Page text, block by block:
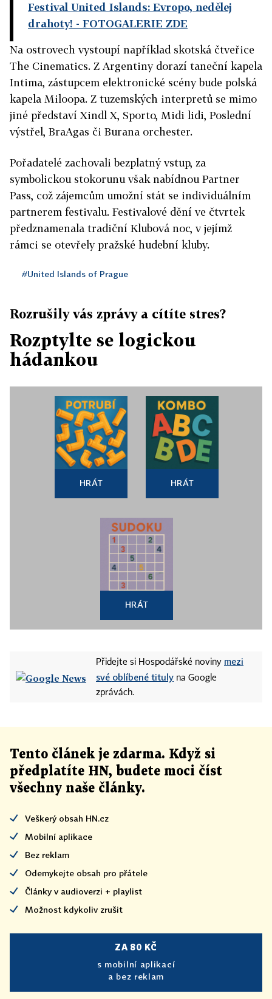
Festival United Islands: Evropo, nedělej
drahoty! - FOTOGALERIE ZDE
Na ostrovech vystoupí například skotská čtveřice
The Cinematics. Z Argentiny dorazí taneční kapela
Intima, zástupcem elektronické scény bude polská
kapela Miloopa. Z tuzemských interpretů se mimo
jiné představí Xindl X, Sporto, Midi lidi, Poslední
výstřel, BraAgas či Burana orchester.
Pořadatelé zachovali bezplatný vstup, za
symbolickou stokorunu však nabídnou Partner
Pass, což zájemcům umožní stát se individuálním
partnerem festivalu. Festivalové dění ve čtvrtek
předznamenala tradiční Klubová noc, v jejímž
rámci se otevřely pražské hudební kluby.
#United Islands of Prague
Rozrušily vás zprávy a cítíte stres?
Rozptylte se logickou
hádankou
HRÁT HRÁT
HRÁT
Přidejte si Hospodářské noviny mezi
své oblíbené tituly na Google
zprávách.
Tento článek je zdarma. Když si
předplatíte HN, budete moci číst
všechny naše články.
Veškerý obsah HN.cz
Mobilní aplikace
Bez reklam
Odemykejte obsah pro přátele
Články v audioverzi + playlist
Možnost kdykoliv zrušit
ZA 80 KČ
s mobilní aplikací
a bez reklam